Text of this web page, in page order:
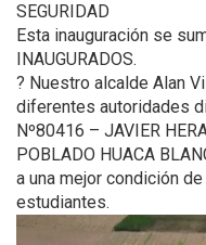
SEGURIDAD
Esta inauguración se
INAUGURADOS.
? Nuestro alcalde Alan
diferentes autoridades
Nº80416 – JAVIER
POBLADO HUACA
a una mejor condición
estudiantes.